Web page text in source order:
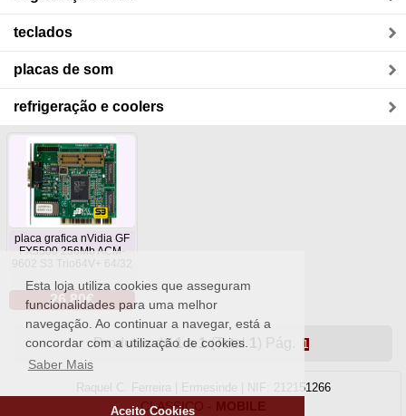
Esta loja utiliza cookies que asseguram
funcionalidades para uma melhor
navegação. Ao continuar a navegar, está a
concordar com a utilização de cookies.
Saber Mais
Aceito Cookies
teclados
placas de som
refrigeração e coolers
placa grafica nVidia GF
FX5500 256Mb ACM-
9602 S3 Trio64V+ 64/32
26.80€
Produtos de1 a 1(Total 1
Raquel C. Ferreira | Ermesinde | NIF: 212151266
CLASSICO - MOBILE